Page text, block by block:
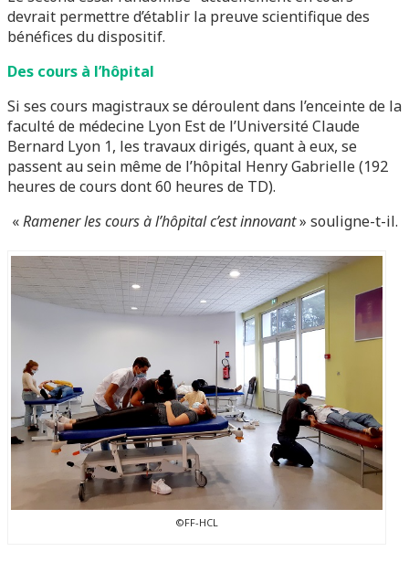
devrait permettre d’établir la preuve scientifique des
bénéfices du dispositif.
Des cours à l’hôpital
Si ses cours magistraux se déroulent dans l’enceinte de la
faculté de médecine Lyon Est de l’Université Claude
Bernard Lyon 1, les travaux dirigés, quant à eux, se
passent au sein même de l’hôpital Henry Gabrielle (192
heures de cours dont 60 heures de TD).
«Ramener les cours à l’hôpital c’est innovant» souligne-t-il.
©FF-HCL